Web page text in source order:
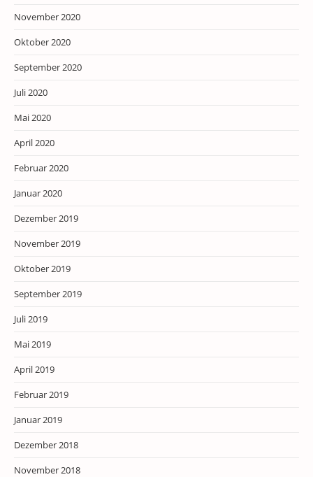
November 2020
Oktober 2020
September 2020
Juli 2020
Mai 2020
April 2020
Februar 2020
Januar 2020
Dezember 2019
November 2019
Oktober 2019
September 2019
Juli 2019
Mai 2019
April 2019
Februar 2019
Januar 2019
Dezember 2018
November 2018